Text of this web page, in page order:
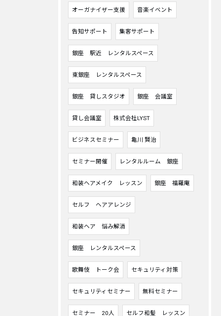
オーガナイザー支援 音楽イベント
告知サポート 集客サポート
銀座 駅近 レンタルスペース
東銀座 レンタルスペース
銀座 貸しスタジオ 銀座 会議室
貸し会議室 株式会社LYST
ビジネスセミナー 亀川 賢治
セミナー開催 レンタルルーム 銀座
和装ヘアメイク レッスン 銀座 福羅庵
セルフ ヘアアレンジ
和装ヘア 悩み解消
銀座 レンタルスペース
歌舞伎 トーク会 セキュリティ対策
セキュリティセミナー 無料セミナー
セミナー 20人 セルフ和髪 レッスン